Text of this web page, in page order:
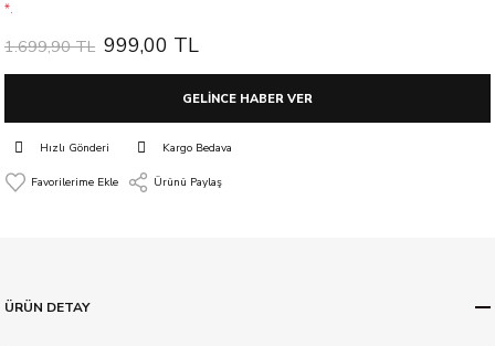
*.
1.699,90 TL 999,00 TL
GELİNCE HABER VER
Hızlı Gönderi Kargo Bedava
Ürünü Paylaş
ÜRÜN DETAY